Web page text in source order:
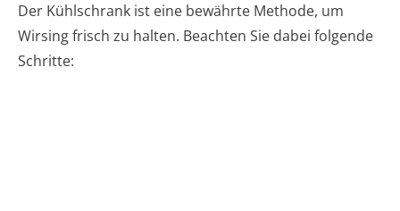
Der Kühlschrank ist eine bewährte Methode, um
Wirsing frisch zu halten. Beachten Sie dabei folgende
Schritte: